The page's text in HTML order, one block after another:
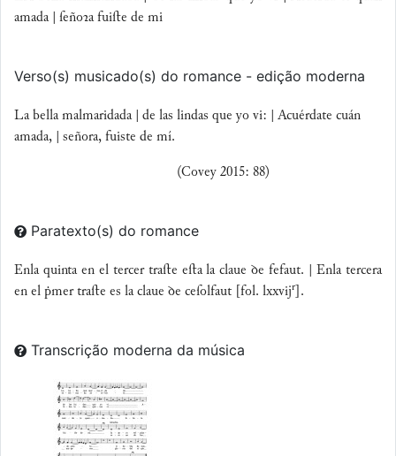
amada | ſeñoꝛa fuiſte de mi
Verso(s) musicado(s) do romance - edição moderna
La bella malmaridada | de las lindas que yo vi: | Acuérdate cuán
amada, | señora, fuiste de mí.
(Covey 2015: 88)
Paratexto(s) do romance
Enla quinta en el tercer traſte eſta la claue ꝺe fefaut. | Enla tercera
en el ṗmer traſte es la claue ꝺe ceſolfaut [fol. lxxvijr ].
Transcrição moderna da música